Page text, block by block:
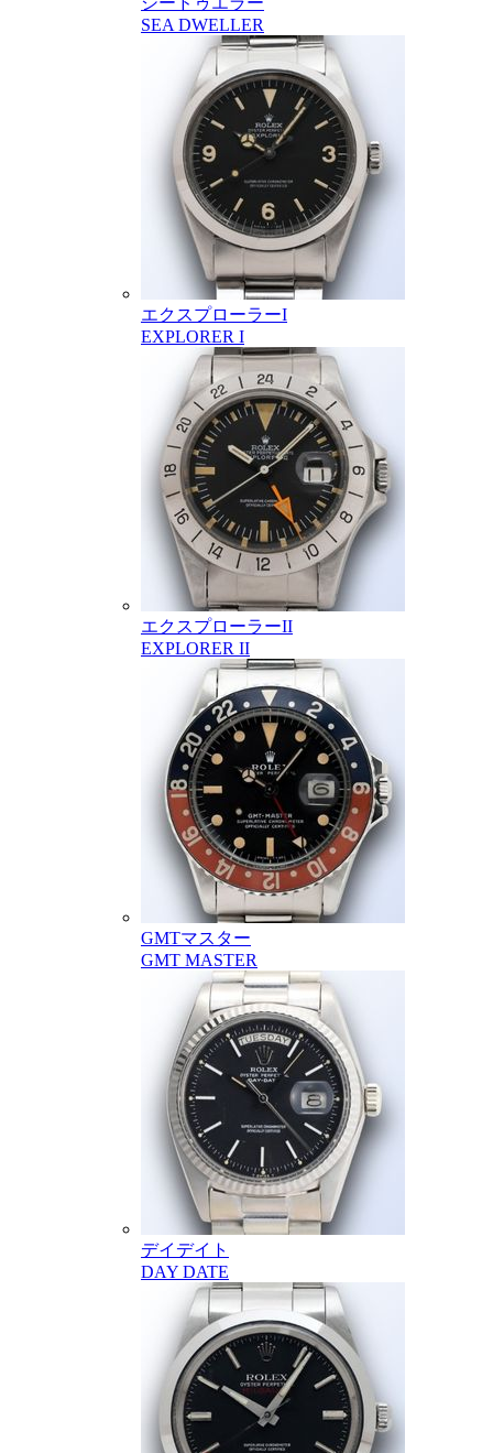
SEA DWELLER
エクスプローラーI
EXPLORER I
エクスプローラーII
EXPLORER II
GMTマスター
GMT MASTER
デイデイト
DAY DATE